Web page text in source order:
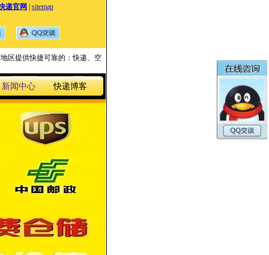
递官网 sitemap
区提供快捷可靠的：快递、空
新闻中心 快递博客